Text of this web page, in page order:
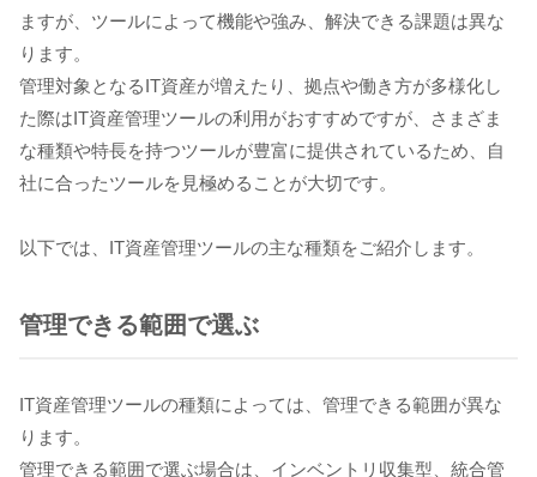
ますが、ツールによって機能や強み、解決できる課題は異な
ります。
管理対象となるIT資産が増えたり、拠点や働き方が多様化し
た際はIT資産管理ツールの利用がおすすめですが、さまざま
な種類や特長を持つツールが豊富に提供されているため、自
社に合ったツールを見極めることが大切です。
以下では、IT資産管理ツールの主な種類をご紹介します。
管理できる範囲で選ぶ
IT資産管理ツールの種類によっては、管理できる範囲が異な
ります。
管理できる範囲で選ぶ場合は、インベントリ収集型、統合管